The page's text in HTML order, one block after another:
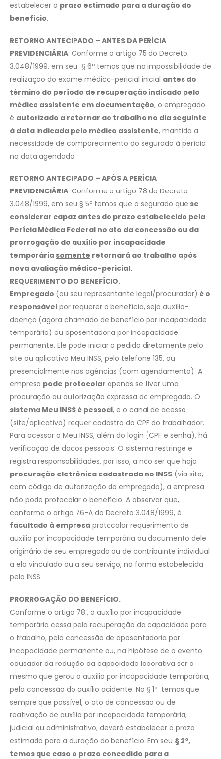
estabelecer o prazo estimado para a duração do
benefício.
RETORNO ANTECIPADO – ANTES DA PERÍCIA
PREVIDENCIÁRIA: Conforme o artigo 75 do Decreto
3.048/1999, em seu § 6º temos que na impossibilidade de
realização do exame médico-pericial inicial antes do
término do período de recuperação indicado pelo
médico assistente em documentação, o empregado
é autorizado a retornar ao trabalho no dia seguinte
à data indicada pelo médico assistente, mantida a
necessidade de comparecimento do segurado à perícia
na data agendada.
RETORNO ANTECIPADO – APÓS A PERÍCIA
PREVIDENCIÁRIA: Conforme o artigo 78 do Decreto
3.048/1999, em seu § 5º temos que o segurado que se
considerar capaz antes do prazo estabelecido pela
Perícia Médica Federal no ato da concessão ou da
prorrogação do auxílio por incapacidade
temporária somente retornará ao trabalho após
nova avaliação médico-pericial.
REQUERIMENTO DO BENEFÍCIO.
Empregado (ou seu representante legal/procurador) é o
responsável por requerer o benefício, seja auxílio-
doença (agora chamado de benefício por incapacidade
temporária) ou aposentadoria por incapacidade
permanente. Ele pode iniciar o pedido diretamente pelo
site ou aplicativo Meu INSS, pelo telefone 135, ou
presencialmente nas agências (com agendamento). A
empresa pode protocolar apenas se tiver uma
procuração ou autorização expressa do empregado. O
sistema Meu INSS é pessoal, e o canal de acesso
(site/aplicativo) requer cadastro do CPF do trabalhador.
Para acessar o Meu INSS, além do login (CPF e senha), há
verificação de dados pessoais. O sistema restringe e
registra responsabilidades, por isso, a não ser que haja
procuração eletrônica cadastrada no INSS (via site,
com código de autorização do empregado), a empresa
não pode protocolar o benefício. A observar que,
conforme o artigo 76-A do Decreto 3.048/1999, é
facultado à empresa protocolar requerimento de
auxílio por incapacidade temporária ou documento dele
originário de seu empregado ou de contribuinte individual
a ela vinculado ou a seu serviço, na forma estabelecida
pelo INSS.
PRORROGAÇÃO DO BENEFÍCIO.
Conforme o artigo 78., o auxílio por incapacidade
temporária cessa pela recuperação da capacidade para
o trabalho, pela concessão de aposentadoria por
incapacidade permanente ou, na hipótese de o evento
causador da redução da capacidade laborativa ser o
mesmo que gerou o auxílio por incapacidade temporária,
pela concessão do auxílio acidente. No § 1º temos que
sempre que possível, o ato de concessão ou de
reativação de auxílio por incapacidade temporária,
judicial ou administrativo, deverá estabelecer o prazo
estimado para a duração do benefício. Em seu § 2º,
temos que caso o prazo concedido para a